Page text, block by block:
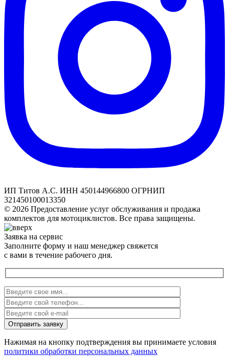
ИП Титов А.С. ИНН 450144966800 ОГРНИП
321450100013350
© 2026 Предоставление услуг обслуживания и продажа
комплектов для мотоциклистов. Все права защищены.
Заявка на сервис
Заполните форму и наш менеджер свяжется
с вами в течение рабочего дня.
Нажимая на кнопку подтверждения вы принимаете условия
политики обработки персональных данных